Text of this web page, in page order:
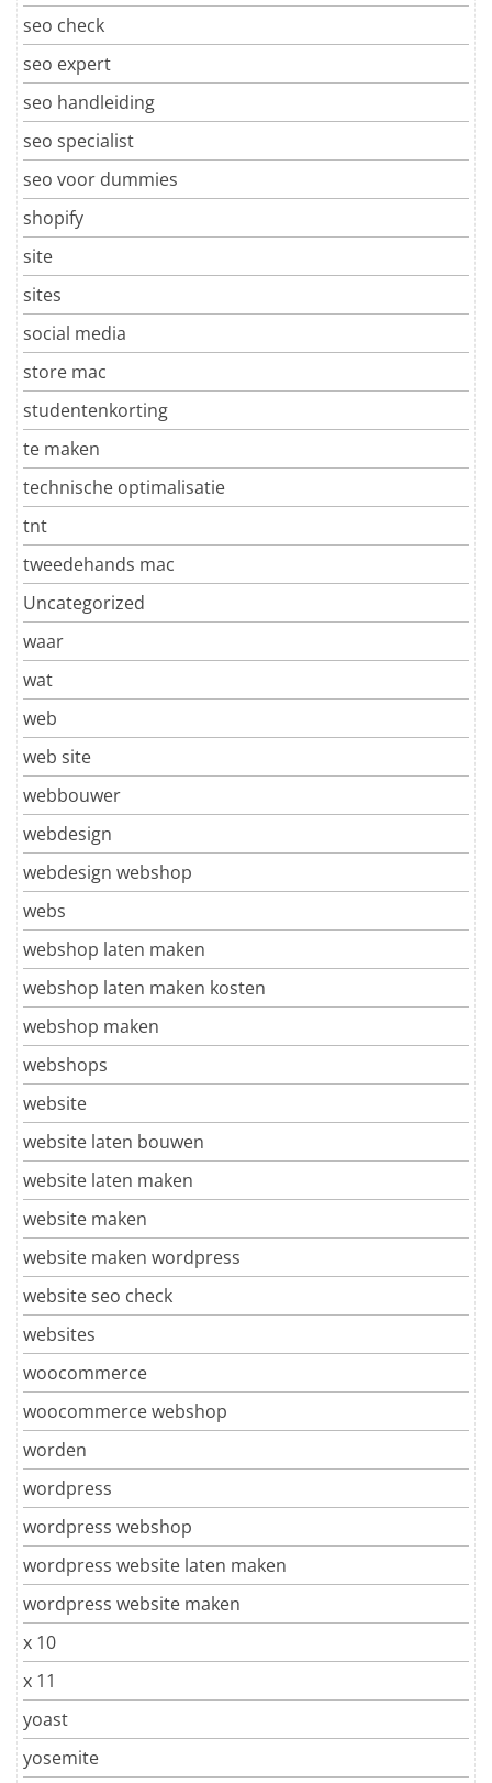
seo check
seo expert
seo handleiding
seo specialist
seo voor dummies
shopify
site
sites
social media
store mac
studentenkorting
te maken
technische optimalisatie
tnt
tweedehands mac
Uncategorized
waar
wat
web
web site
webbouwer
webdesign
webdesign webshop
webs
webshop laten maken
webshop laten maken kosten
webshop maken
webshops
website
website laten bouwen
website laten maken
website maken
website maken wordpress
website seo check
websites
woocommerce
woocommerce webshop
worden
wordpress
wordpress webshop
wordpress website laten maken
wordpress website maken
x 10
x 11
yoast
yosemite